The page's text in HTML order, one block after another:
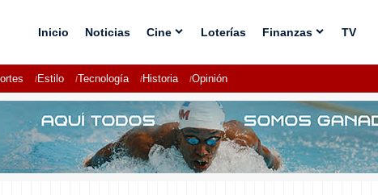
Inicio Noticias Cine Loterías Finanzas TV
Estilo Tecnología Historia Opinión